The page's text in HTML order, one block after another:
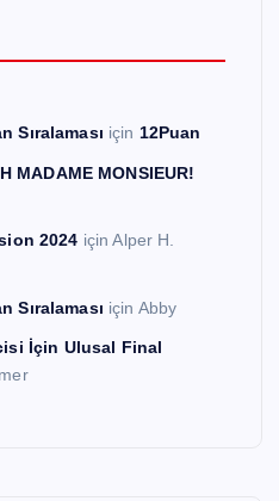
Sıralaması için 12Puan
MADAME MONSIEUR!
2024 içinAlper H.
Sıralaması için Abby
İçin Ulusal Final